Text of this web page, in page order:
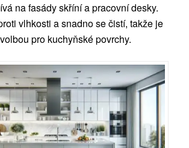
na fasády skříní a pracovní desky.
vlhkosti a snadno se čistí, takže je
pro kuchyňské povrchy.